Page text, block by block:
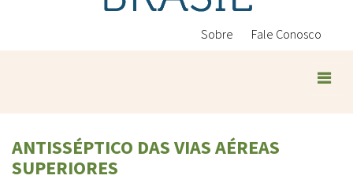
Sobre Fale Conosco
ANTISSÉPTICO DAS VIAS AÉREAS
SUPERIORES